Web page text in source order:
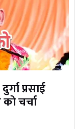
प्रसाई
चर्चा